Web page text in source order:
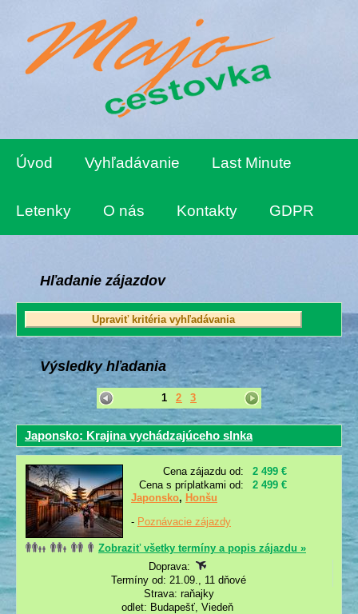
Úvod Vyhľadávanie Last Minute
Letenky O nás Kontakty GDPR
Hľadanie zájazdov
Výsledky hľadania
1 2 3
Japonsko: Krajina vychádzajúceho slnka
Cena zájazdu od:
2 499 €
Cena s príplatkami od:
2 499 €
Japonsko, Honšu
- Poznávacie zájazdy
Zobraziť všetky termíny a popis zájazdu »
Doprava:
Termíny od: 21.09., 11 dňové
Strava: raňajky
odlet: Budapešť, Viedeň